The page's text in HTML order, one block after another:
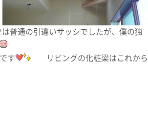
普通の引違いサッシでしたが、僕の独
す
リビングの化粧梁はこれから